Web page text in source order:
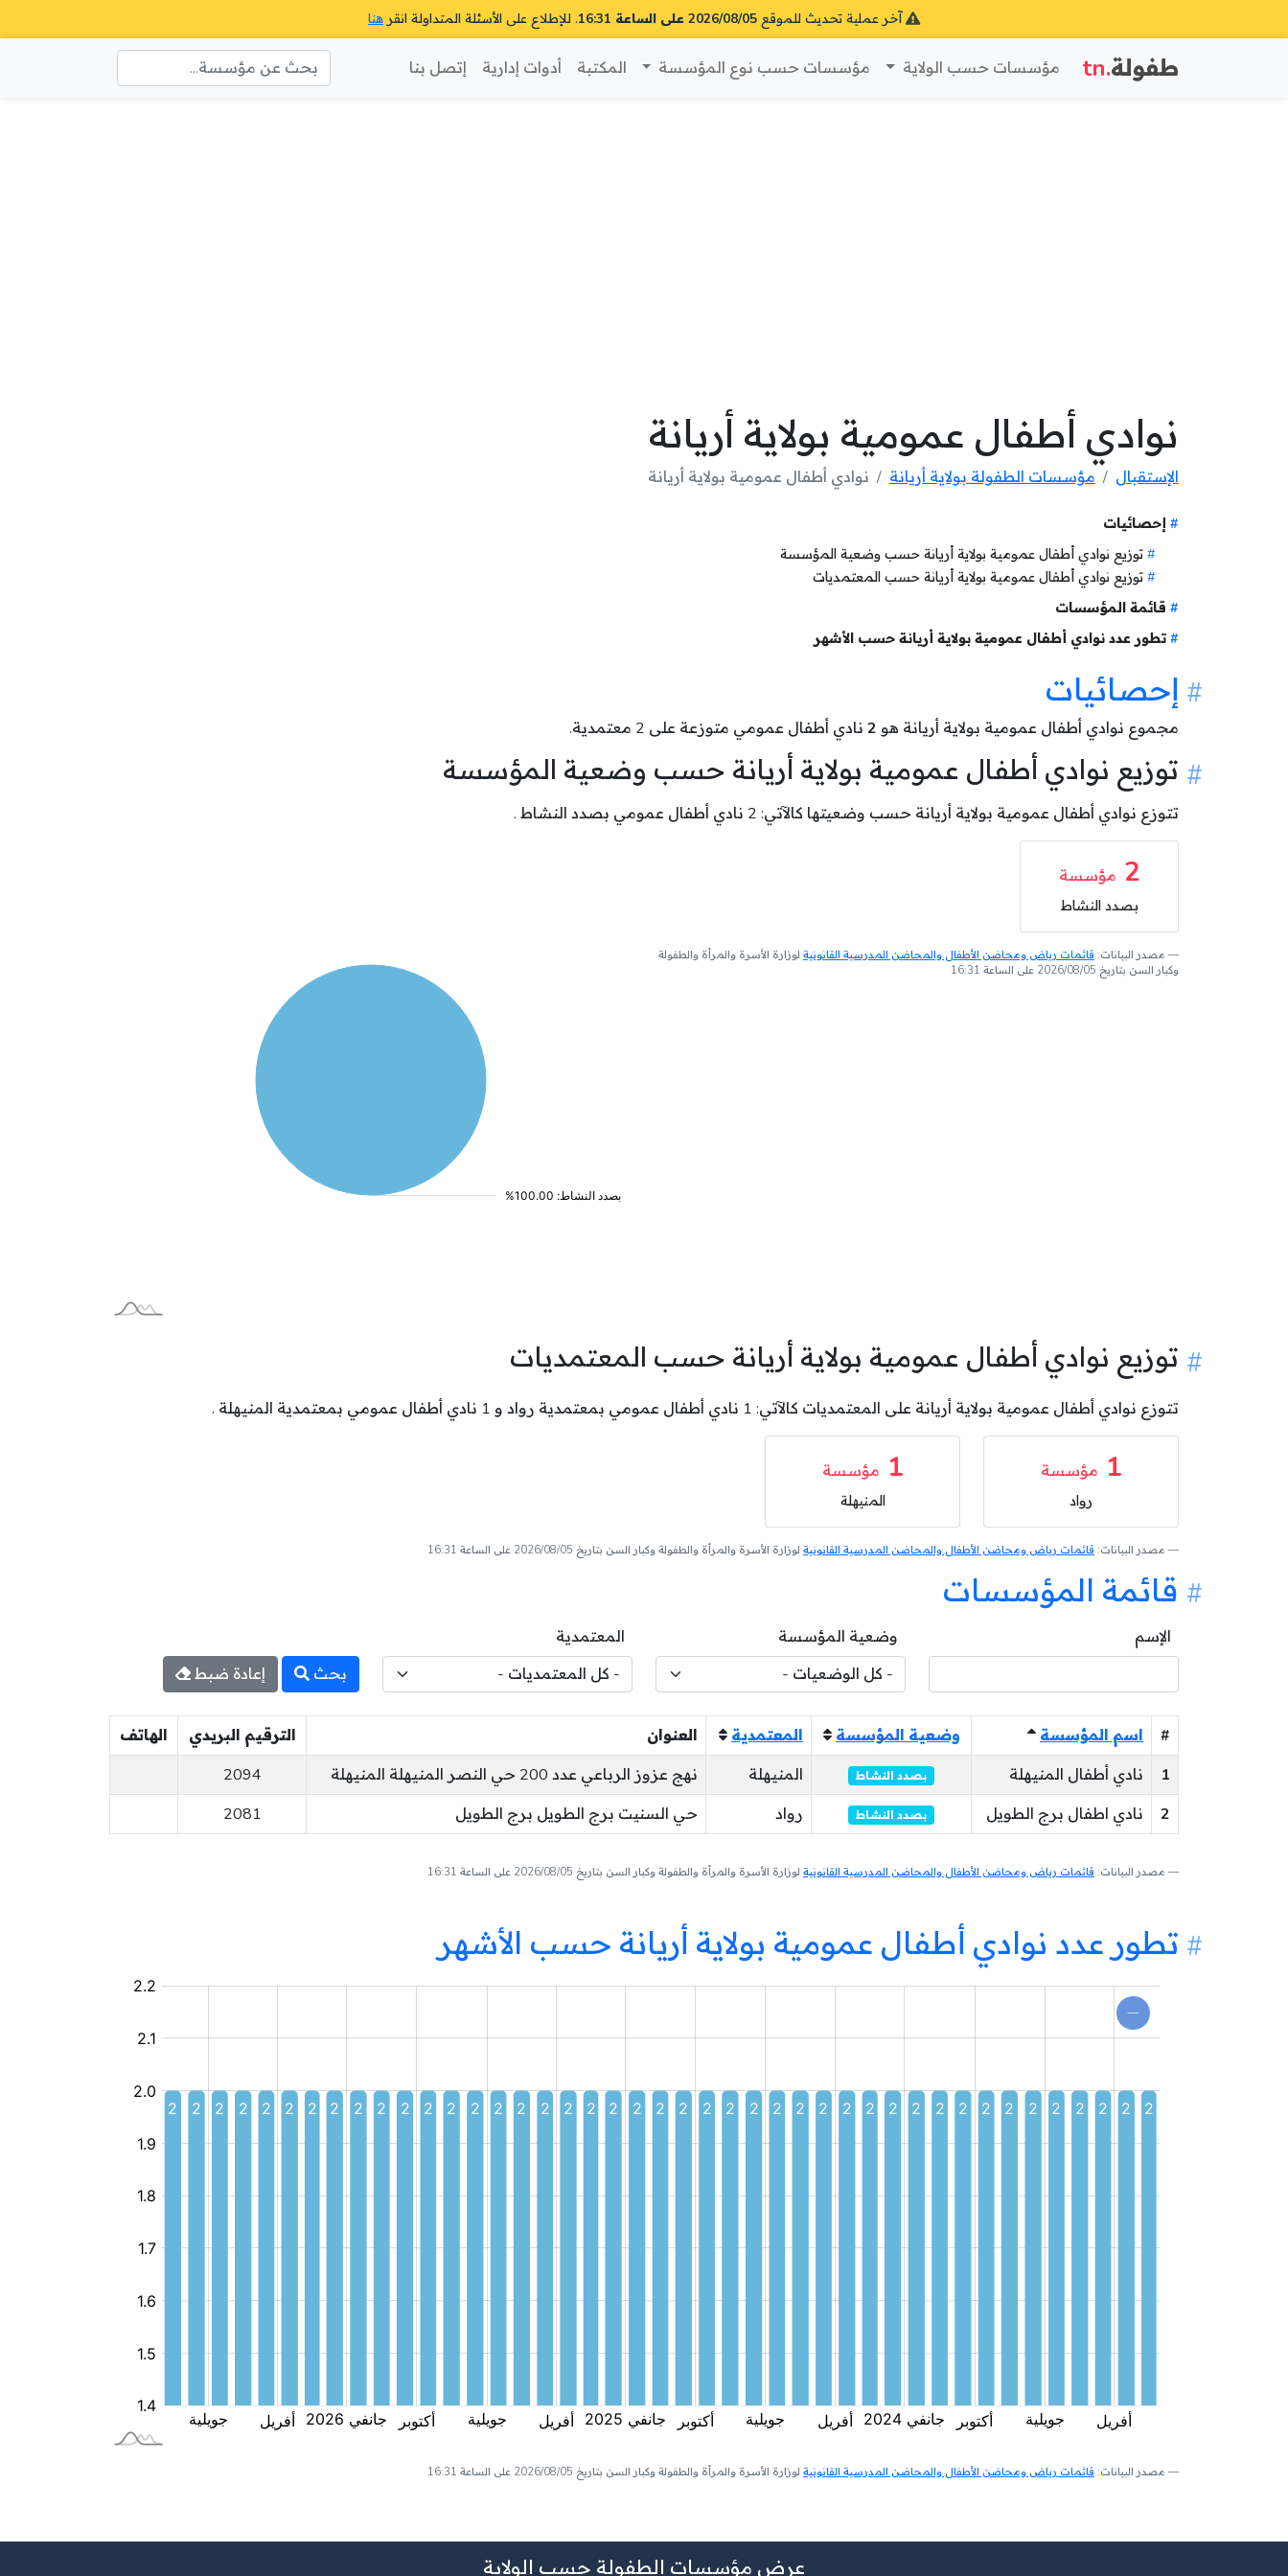
آخر عملية تحديث للموقع 2026/08/05 على الساعة 16:31 . للإطلاع على الأسئلة المتداولة انقر هنا
طفولة.tn مؤسسات حسب الولاية مؤسسات حسب نوع المؤسسة المكتبة أدوات إدارية إتصل بنا
نوادي أطفال عمومية بولاية أريانة
الإستقبال مؤسسات الطفولة بولاية أريانة نوادي أطفال عمومية بولاية أريانة
إحصائيات
توزيع نوادي أطفال عمومية بولاية أريانة حسب وضعية المؤسسة
توزيع نوادي أطفال عمومية بولاية أريانة حسب المعتمديات
قائمة المؤسسات
تطور عدد نوادي أطفال عمومية بولاية أريانة حسب الأشهر
إحصائيات
مجموع نوادي أطفال عمومية بولاية أريانة هو 2 نادي أطفال عمومي متوزعة على 2 معتمدية.
توزيع نوادي أطفال عمومية بولاية أريانة حسب وضعية المؤسسة
تتوزع نوادي أطفال عمومية بولاية أريانة حسب وضعيتها كالآتي: 2 نادي أطفال عمومي بصدد النشاط .
2 مؤسسة
بصدد النشاط
مصدر البيانات: قائمات رياض ومحاضن الأطفال والمحاضن المدرسية القانونية لوزارة الأسرة والمرأة والطفولة
وكبار السن بتاريخ 2026/08/05 على الساعة 16:31
توزيع نوادي أطفال عمومية بولاية أريانة حسب المعتمديات
تتوزع نوادي أطفال عمومية بولاية أريانة على المعتمديات كالآتي: 1 نادي أطفال عمومي بمعتمدية رواد و 1 نادي أطفال عمومي بمعتمدية المنيهلة .
1 مؤسسة
رواد
1 مؤسسة
المنيهلة
مصدر البيانات: قائمات رياض ومحاضن الأطفال والمحاضن المدرسية القانونية لوزارة الأسرة والمرأة والطفولة وكبار السن بتاريخ 2026/08/05 على الساعة 16:31
قائمة المؤسسات
الإسم وضعية المؤسسة
المعتمدية
بحث
إعادة ضبط
# اسم المؤسسة وضعية المؤسسة المعتمدية العنوان الترقيم البريدي
الهاتف
1
نادي أطفال المنيهلة بصدد النشاط المنيهلة نهج عزوز الرباعي عدد 200 حي النصر المنيهلة المنيهلة
2094
2
نادي اطفال برج الطويل بصدد النشاط رواد حي السنيت برج الطويل برج الطويل 2081
مصدر البيانات: قائمات رياض ومحاضن الأطفال والمحاضن المدرسية القانونية لوزارة الأسرة والمرأة والطفولة وكبار السن بتاريخ 2026/08/05 على الساعة 16:31
تطور عدد نوادي أطفال عمومية بولاية أريانة حسب الأشهر
نادي
عمومي
مصدر البيانات: قائمات رياض ومحاضن الأطفال والمحاضن المدرسية القانونية لوزارة الأسرة والمرأة والطفولة وكبار السن بتاريخ 2026/08/05 على الساعة 16:31
عرض مؤسسات الطفولة حسب الولاية